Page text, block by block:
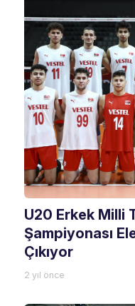
U20 Erkek Milli
Şampiyonası
Çıkıyor
2 yıl önce